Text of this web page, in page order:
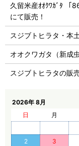
久留米産ｵｵｸﾜｶﾞﾀ 「
にて販売！
スジブトヒラタ・本
オオクワガタ（新成
スジブトヒラタの販
2026年 8月
日
月
2
3